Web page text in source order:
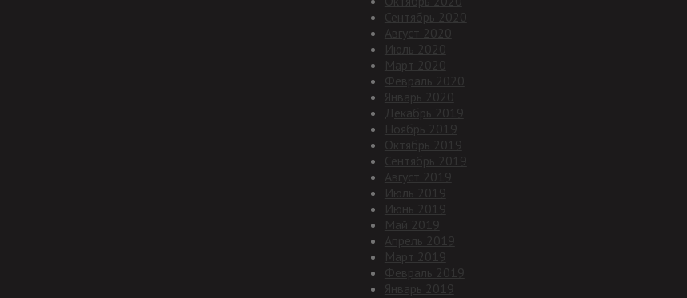
Сентябрь 2020
Август 2020
Июль 2020
Март 2020
Февраль 2020
Январь 2020
Декабрь 2019
Ноябрь 2019
Октябрь 2019
Сентябрь 2019
Август 2019
Июль 2019
Июнь 2019
Май 2019
Апрель 2019
Март 2019
Февраль 2019
Январь 2019